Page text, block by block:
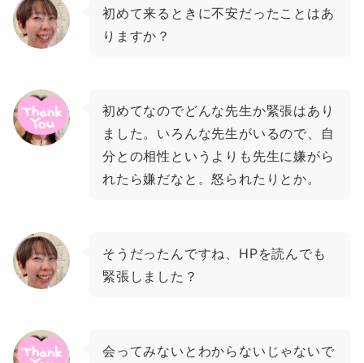
初めて来るときに不安だったことはあ
りますか？
初めてなのでどんな先生か緊張はあり
ました。いろんな先生がいるので、自
分との相性というよりも先生に嫌がら
れたら嫌だなと。怒られたりとか。
そうだったんですね、HPを読んでも
緊張しました？
会ってみないとわからないじゃないで